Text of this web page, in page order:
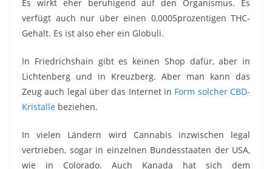
Es wirkt eher beruhigend auf den Organismus. Es
verfügt auch nur über einen 0,0005prozentigen THC-
Gehalt. Es ist also eher ein Globuli.
In Friedrichshain gibt es keinen Shop dafür, aber in
Lichtenberg und in Kreuzberg. Aber man kann das
Zeug auch legal über das Internet in Form solcher CBD-
Kristalle beziehen.
In vielen Ländern wird Cannabis inzwischen legal
vertrieben, sogar in einzelnen Bundesstaaten der USA,
wie in Colorado. Auch Kanada hat sich dem